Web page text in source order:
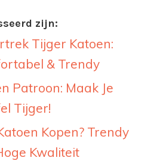
zijn:
Tijger Katoen:
& Trendy
Patroon: Maak Je
Tijger!
Kopen? Trendy
Kwaliteit